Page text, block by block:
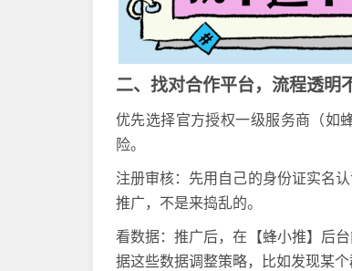
二、找对合作平台，流程透明
优先选择官方授权一级服务商 （如
险。
注册审核：先用自己的身份证实名
推广，不是来捣乱的。
看数据：推广后，在【蜂小推】后
据这些数据调整策略，比如发现某